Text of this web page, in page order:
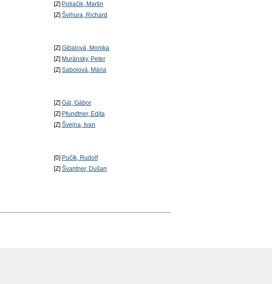
[Z] Poliačik, Martin
[Z] Švihura, Richard
[Z] Gibalová, Monika
[Z] Muránsky, Peter
[Z] Sabolová, Mária
[Z] Gál, Gábor
[Z] Pfundtner, Edita
[Z] Švejna, Ivan
[0] Pučík, Rudolf
[Z] Švantner, Dušan